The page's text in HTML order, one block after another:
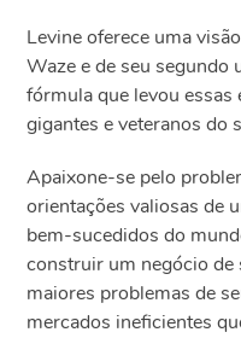
Levine oferece uma
Waze e de seu segundo
fórmula que levou
gigantes e veteranos do
Apaixone-se pelo
orientações valiosas de
bem-sucedidos do
construir um negócio
maiores problemas de
mercados ineficientes